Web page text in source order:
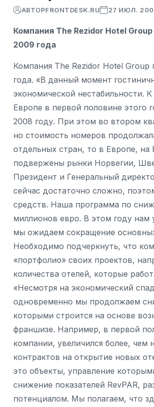
АВТОРFRONTDESK.RU 27 ИЮЛ.
Компания The Rezidor Hotel
2009 года
Компания The Rezidor Hotel Group
года. «В данный момент
экономической нестабильности.
Европе в первой половине этого
2008 году. При этом во втором
но стоимость номеров
отдельных стран, то в Европе,
подвержены рынки Норвегии,
Президент и Генеральный
сейчас достаточно сложно,
средств. Наша программа по
миллионов евро. В этом году нам
мы ожидаем сокращение
Необходимо подчеркнуть, что
«портфолио» своих проектов,
количества отелей, которые
«Несмотря на экономический
одновременно мы продолжаем
которыми строится на основе
франшизе. Например, в первой
компании, увеличился более, чем
контрактов на открытие новых
это объекты, управление
снижение показателей RevPAR,
потенциалом. Мы полагаем, что